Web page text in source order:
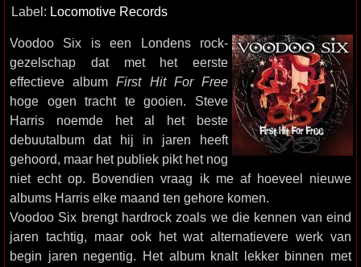
Label: Locomotive Records
Voodoo Six is een Londens rock-
gezelschap dat met het eerste
effectieve albumFirst Hit For Free
hoge ogen tracht te gooien. Steve
Harris noemde het al het beste
debuutalbum dat hij in jaren heeft
gehoord, maar het publiek pikt het nog
niet echt op. Bovendien vraag ik me af hoeveel nieuwe
albums Harris elke maand ten gehore komen.
Voodoo Six brengt hardrock zoals we die kennen van eind
jaren tachtig, maar ook het wat alternatievere werk van
begin jaren negentig. Het album knalt lekker binnen met